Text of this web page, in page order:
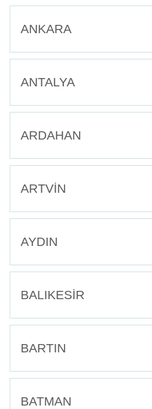
ANKARA
ANTALYA
ARDAHAN
ARTVİN
AYDIN
BALIKESİR
BARTIN
BATMAN